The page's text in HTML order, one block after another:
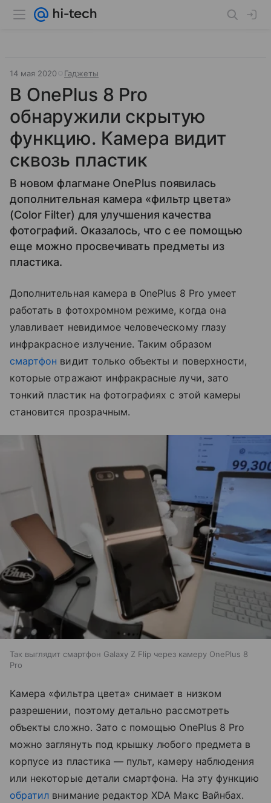
14 мая 2020 Гаджеты
В OnePlus 8 Pro
обнаружили скрытую
функцию. Камера видит
сквозь пластик
В новом флагмане OnePlus появилась
дополнительная камера «фильтр цвета»
(Color Filter) для улучшения качества
фотографий. Оказалось, что с ее помощью
еще можно просвечивать предметы из
пластика.
Дополнительная камера в OnePlus 8 Pro умеет
работать в фотохромном режиме, когда она
улавливает невидимое человеческому глазу
инфракрасное излучение. Таким образом
смартфон видит только объекты и поверхности,
которые отражают инфракрасные лучи, зато
тонкий пластик на фотографиях с этой камеры
становится прозрачным.
Так выглядит смартфон Galaxy Z Flip через камеру OnePlus 8
Pro
Камера «фильтра цвета» снимает в низком
разрешении, поэтому детально рассмотреть
объекты сложно. Зато с помощью OnePlus 8 Pro
можно заглянуть под крышку любого предмета в
корпусе из пластика — пульт, камеру наблюдения
или некоторые детали смартфона. На эту функцию
обратил внимание редактор XDA Макс Вайнбах.